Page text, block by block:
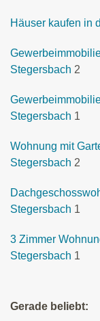
Häuser kaufen in
Stegersbach 2
Stegersbach 1
Wohnung mit
Stegersbach 2
Stegersbach 1
3 Zimmer
Stegersbach 1
Gerade beliebt: